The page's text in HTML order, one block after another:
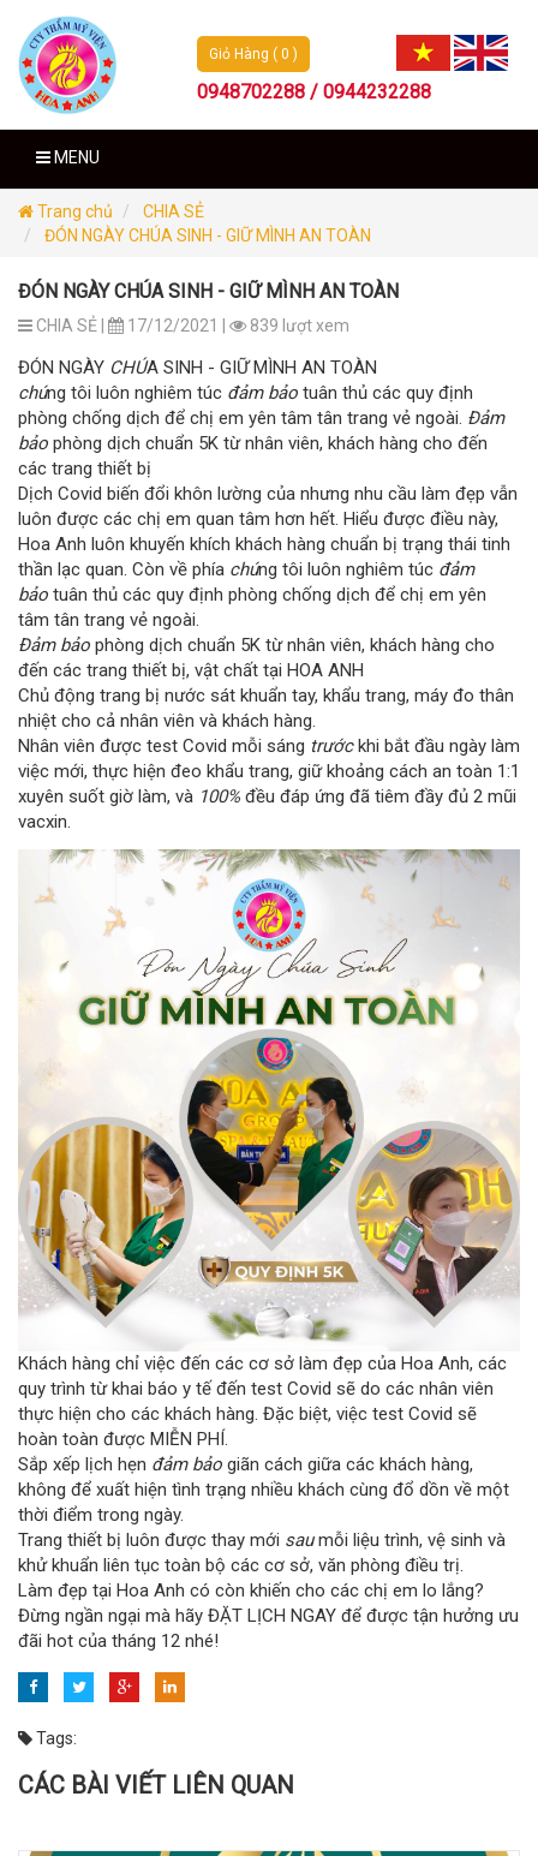
Giỏ Hàng ( 0 )
0948702288 / 0944232288
MENU
Trang chủ
CHIA SẺ
ĐÓN NGÀY CHÚA SINH - GIỮ MÌNH AN TOÀN
ĐÓN NGÀY CHÚA SINH - GIỮ MÌNH AN TOÀN
CHIA SẺ | 17/12/2021 | 839 lượt xem
ĐÓN NGÀY CHÚA SINH - GIỮ MÌNH AN TOÀN
chúng tôi luôn nghiêm túc đảm bảo tuân thủ các quy định
phòng chống dịch để chị em yên tâm tân trang vẻ ngoài. Đảm
bảo phòng dịch chuẩn 5K từ nhân viên, khách hàng cho đến
các trang thiết bị
Dịch Covid biến đổi khôn lường của nhưng nhu cầu làm đẹp vẫn
luôn được các chị em quan tâm hơn hết. Hiểu được điều này,
Hoa Anh luôn khuyến khích khách hàng chuẩn bị trạng thái tinh
thần lạc quan. Còn về phía chúng tôi luôn nghiêm túc đảm
bảo tuân thủ các quy định phòng chống dịch để chị em yên
tâm tân trang vẻ ngoài.
Đảm bảo phòng dịch chuẩn 5K từ nhân viên, khách hàng cho
đến các trang thiết bị, vật chất tại HOA ANH
Chủ động trang bị nước sát khuẩn tay, khẩu trang, máy đo thân
nhiệt cho cả nhân viên và khách hàng.
Nhân viên được test Covid mỗi sáng trướckhi bắt đầu ngày làm
việc mới, thực hiện đeo khẩu trang, giữ khoảng cách an toàn 1:1
xuyên suốt giờ làm, và 100% đều đáp ứng đã tiêm đầy đủ 2 mũi
vacxin.
Khách hàng chỉ việc đến các cơ sở làm đẹp của Hoa Anh, các
quy trình từ khai báo y tế đến test Covid sẽ do các nhân viên
thực hiện cho các khách hàng. Đặc biệt, việc test Covid sẽ
hoàn toàn được MIỄN PHÍ.
Sắp xếp lịch hẹn đảm bảo giãn cách giữa các khách hàng,
không để xuất hiện tình trạng nhiều khách cùng đổ dồn về một
thời điểm trong ngày.
Trang thiết bị luôn được thay mới saumỗi liệu trình, vệ sinh và
khử khuẩn liên tục toàn bộ các cơ sở, văn phòng điều trị.
Làm đẹp tại Hoa Anh có còn khiến cho các chị em lo lắng?
Đừng ngần ngại mà hãy ĐẶT LỊCH NGAY để được tận hưởng ưu
đãi hot của tháng 12 nhé!
Tags:
CÁC BÀI VIẾT LIÊN QUAN